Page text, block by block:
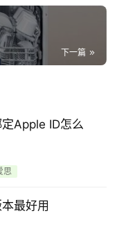
下一篇
Apple ID怎么
思
最好用